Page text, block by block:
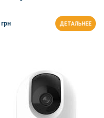
грн ДЕТАЛЬНЕЕ